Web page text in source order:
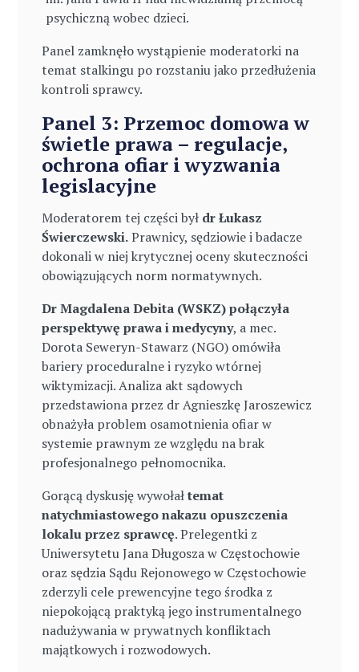
psychiczną wobec dzieci.
Panel zamknęło wystąpienie moderatorki na
temat stalkingu po rozstaniu jako przedłużenia
kontroli sprawcy.
Panel 3: Przemoc domowa w
świetle prawa – regulacje,
ochrona ofiar i wyzwania
legislacyjne
Moderatorem tej części był dr Łukasz
Świerczewski.Prawnicy, sędziowie i badacze
dokonali w niej krytycznej oceny skuteczności
obowiązujących norm normatywnych.
Dr Magdalena Debita (WSKZ) połączyła
perspektywę prawa i medycyny, a mec.
Dorota Seweryn-Stawarz (NGO) omówiła
bariery proceduralne i ryzyko wtórnej
wiktymizacji. Analiza akt sądowych
przedstawiona przez dr Agnieszkę Jaroszewicz
obnażyła problem osamotnienia ofiar w
systemie prawnym ze względu na brak
profesjonalnego pełnomocnika.
Gorącą dyskusję wywołałtemat
natychmiastowego nakazu opuszczenia
lokalu przez sprawcę. Prelegentki z
Uniwersytetu Jana Długosza w Częstochowie
oraz sędzia Sądu Rejonowego w Częstochowie
zderzyli cele prewencyjne tego środka z
niepokojącą praktyką jego instrumentalnego
nadużywania w prywatnych konfliktach
majątkowych i rozwodowych.